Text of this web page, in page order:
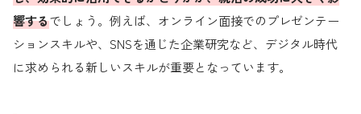
響するでしょう。例えば、オンライン面接でのプレゼンテー
ションスキルや、SNSを通じた企業研究など、デジタル時代
に求められる新しいスキルが重要となっています。